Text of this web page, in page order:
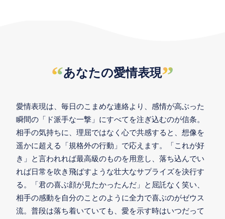
“あなたの愛情表現”
愛情表現は、毎日のこまめな連絡より、感情が高ぶった
瞬間の「ド派手な一撃」にすべてを注ぎ込むのが信条。
相手の気持ちに、理屈ではなく心で共感すると、想像を
遥かに超える「規格外の行動」で応えます。「これが好
き」と言われれば最高級のものを用意し、落ち込んでい
れば日常を吹き飛ばすような壮大なサプライズを決行す
る。「君の喜ぶ顔が見たかったんだ」と屈託なく笑い、
相手の感動を自分のことのように全力で喜ぶのがゼウス
流。普段は落ち着いていても、愛を示す時はいつだって